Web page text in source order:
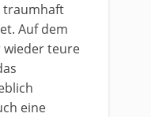
traumhaft
Auf dem
teure
eine